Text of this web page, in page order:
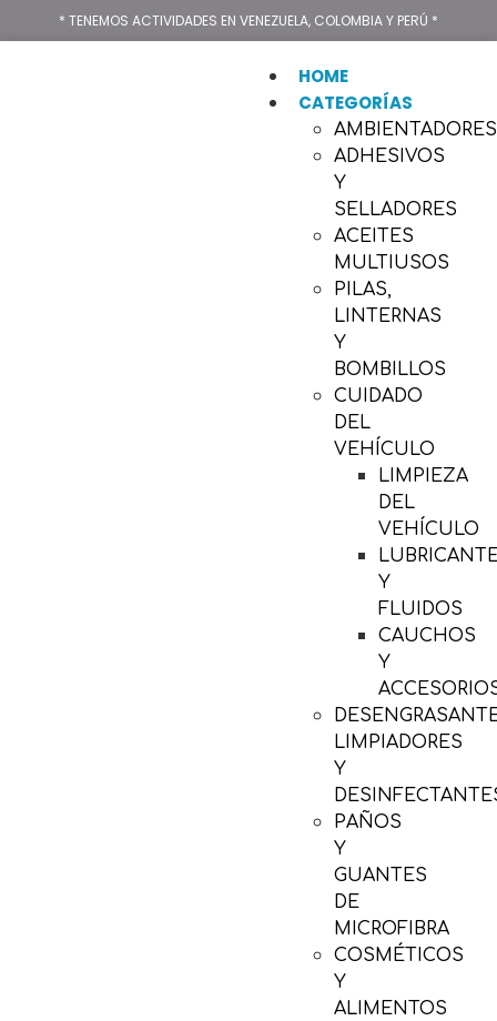
* TENEMOS ACTIVIDADES EN VENEZUELA, COLOMBIA Y PERÚ *
HOME
CATEGORÍAS
AMBIENTADORES
ADHESIVOS
Y
SELLADORES
ACEITES
MULTIUSOS
PILAS,
LINTERNAS
Y
BOMBILLOS
CUIDADO
DEL
VEHÍCULO
LIMPIEZA
DEL
VEHÍCULO
Y
FLUIDOS
CAUCHOS
Y
LIMPIADORES
Y
PAÑOS
Y
GUANTES
DE
MICROFIBRA
COSMÉTICOS
Y
ALIMENTOS